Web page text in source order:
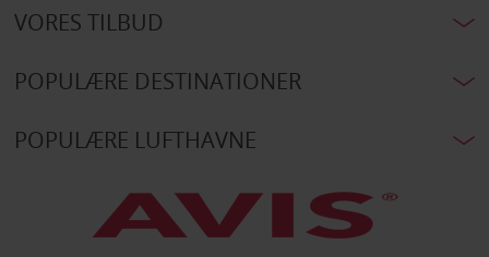
VORES TILBUD
POPULÆRE DESTINATIONER
POPULÆRE LUFTHAVNE